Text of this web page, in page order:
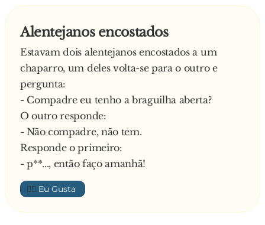
Alentejanos encostados
Estavam dois alentejanos encostados a um
chaparro, um deles volta-se para o outro e
pergunta:
- Compadre eu tenho a braguilha aberta?
O outro responde:
- Não compadre, não tem.
Responde o primeiro:
- p**..., então faço amanhã!
👍🏼